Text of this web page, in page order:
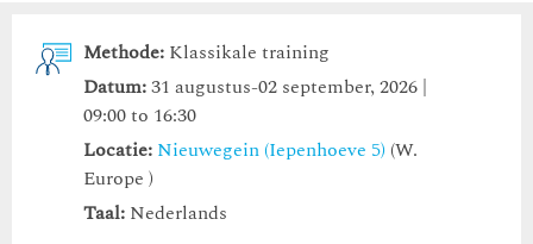
Methode: Klassikale training
Datum:31 augustus-02 september, 2026 |
09:00 to 16:30
Locatie: Nieuwegein (Iepenhoeve 5) (W.
Europe )
Taal: Nederlands